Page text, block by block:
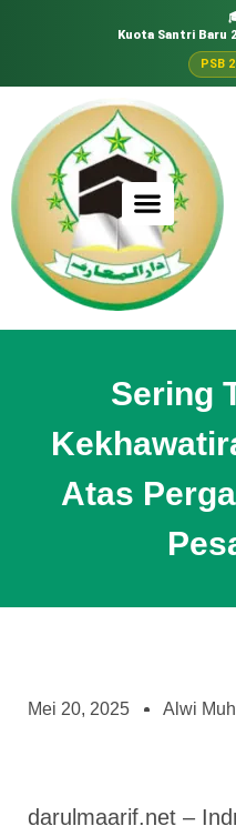
Kuota Santri Baru
PSB
Sering
Atas
Mei 20, 2025 Alwi
darulmaarif.net –